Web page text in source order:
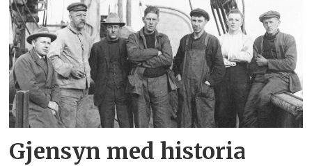
Gjensyn med historia